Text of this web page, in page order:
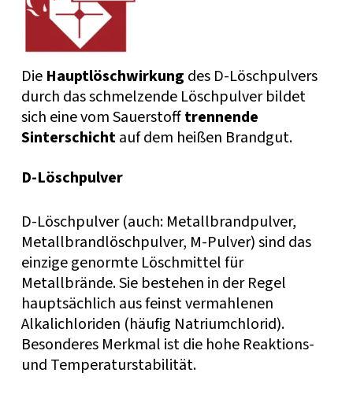
Die Hauptlöschwirkung des D-Löschpulvers
durch das schmelzende Löschpulver bildet
sich eine vom Sauerstofftrennende
Sinterschichtauf dem heißen Brandgut.
D-Löschpulver
D-Löschpulver (auch: Metallbrandpulver,
Metallbrandlöschpulver, M-Pulver) sind das
einzige genormte Löschmittel für
Metallbrände. Sie bestehen in der Regel
hauptsächlich aus feinst vermahlenen
Alkalichloriden (häufig Natriumchlorid).
Besonderes Merkmal ist die hohe Reaktions-
und Temperaturstabilität.